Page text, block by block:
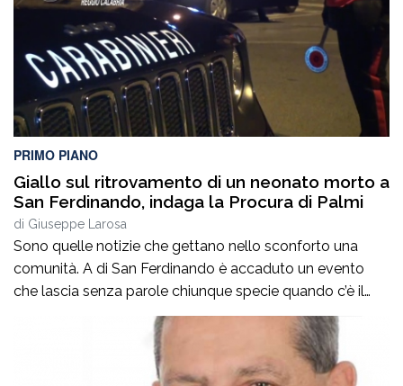
PRIMO PIANO
Giallo sul ritrovamento di un neonato morto a
San Ferdinando, indaga la Procura di Palmi
di Giuseppe Larosa
Sono quelle notizie che gettano nello sconforto una
comunità. A di San Ferdinando è accaduto un evento
che lascia senza parole chiunque specie quando c’è il
ritrovamento del corpo senza vita di un neonato ha
attivato le indagini della procura di Palmi che mirano a
fare luce sull’accaduto. Non si hanno, al momento,